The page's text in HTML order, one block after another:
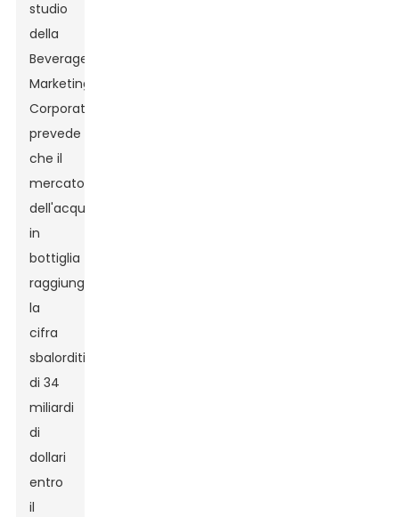
studio
della
Beverage
Marketing
Corporation
prevede
che il
mercato
dell'acqua
in
bottiglia
raggiungerà
la
cifra
sbalorditiva
di 34
miliardi
di
dollari
entro
il